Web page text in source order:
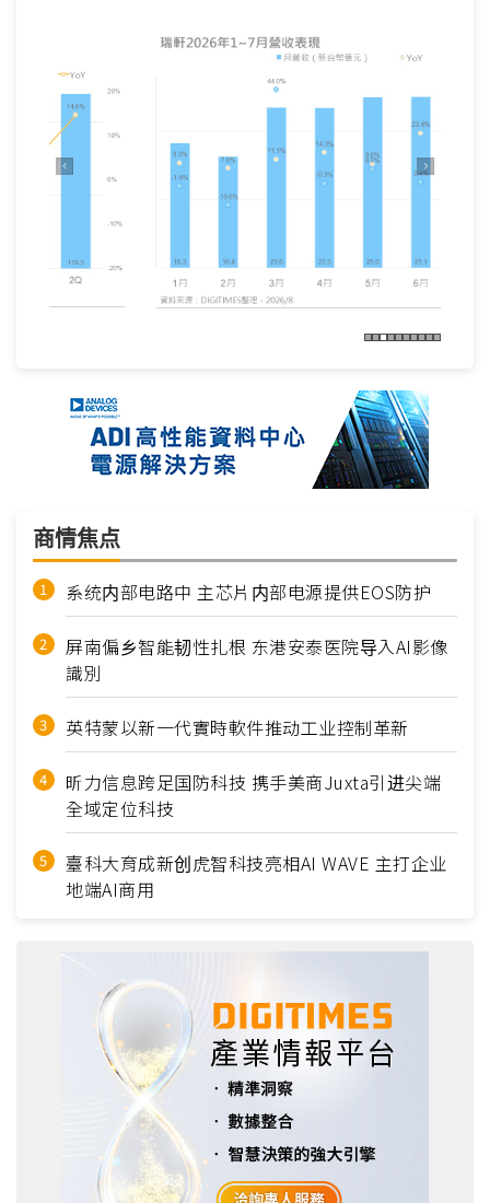
上一张 下一张
商情焦点
系统内部电路中 主芯片内部电源提供EOS防护
屏南偏乡智能韧性扎根 东港安泰医院导入AI影像
識別
英特蒙以新一代實時軟件推动工业控制革新
昕力信息跨足国防科技 携手美商Juxta引进尖端
全域定位科技
臺科大育成新创虎智科技亮相AI WAVE 主打企业
地端AI商用